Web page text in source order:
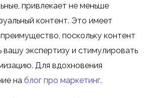
привлекает не меньше
контент. Это имеет
поскольку контент
экспертизу и стимулировать
Для вдохновения
на блог про маркетинг.